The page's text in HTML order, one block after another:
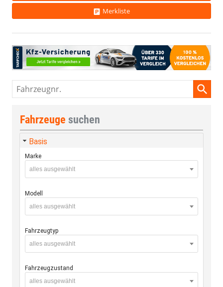
Merkliste
Fahrzeugnr.
Fahrzeuge suchen
Basis
Marke
alles ausgewählt
Modell
alles ausgewählt
Fahrzeugtyp
alles ausgewählt
Fahrzeugzustand
alles ausgewählt